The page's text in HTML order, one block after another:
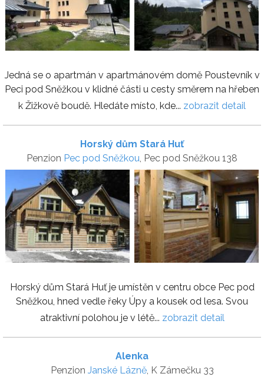
Jedná se o apartmán v apartmánovém domě Poustevník v
Peci pod Sněžkou v klidné části u cesty směrem na hřeben
k Žižkově boudě. Hledáte místo, kde... zobrazit detail
Horský dům Stará Huť
Penzion Pec pod Sněžkou, Pec pod Sněžkou 138
Horský dům Stará Huť je umístěn v centru obce Pec pod
Sněžkou, hned vedle řeky Úpy a kousek od lesa. Svou
atraktivní polohou je v létě... zobrazit detail
Alenka
Penzion Janské Lázně, K Zámečku 33